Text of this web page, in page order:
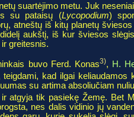
suartėjimo metu. Juk
su pataisų (Lycopodium)
atneštų iš kitų planetų
aukštį, iš kur šviesos
greitesnis.
buvo Ferd. Konas3), H.
teigdami, kad ilgai keliaudamos
su artima absoliučiam
atgyja tik pasiekę Žemę. Bet
nes dalis vidinio jų